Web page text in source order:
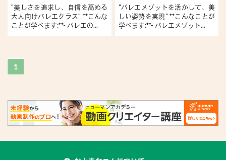
"美しさを追求し、自信を高める
大人向けバレエクラス" **こんな
ことが学べます:**- バレエの...
"バレエメゾットを活かして、美
しい姿勢を実現" **こんなことが
学べます:**- バレエメゾット...
1